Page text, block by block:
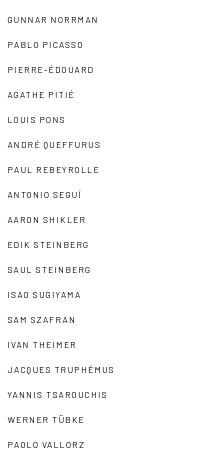
GUNNAR NORRMAN
PABLO PICASSO
PIERRE-ÉDOUARD
AGATHE PITIÉ
LOUIS PONS
ANDRÉ QUEFFURUS
PAUL REBEYROLLE
ANTONIO SEGUÍ
AARON SHIKLER
EDIK STEINBERG
SAUL STEINBERG
ISAO SUGIYAMA
SAM SZAFRAN
IVAN THEIMER
JACQUES TRUPHÉMUS
YANNIS TSAROUCHIS
WERNER TÜBKE
PAOLO VALLORZ